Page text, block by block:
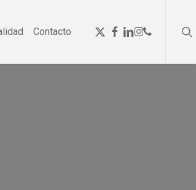
Contacto
x-
twitter
facebook
linkedin
instagram
phone